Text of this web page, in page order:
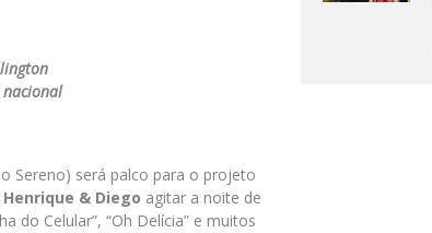
nacional
Sereno) será palco para o projeto
Henrique & Diego agitar a noite de
do Celular”, “Oh Delícia” e muitos